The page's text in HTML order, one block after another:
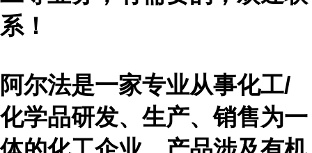
系！
阿尔法是一家专业从事化工/
化学品研发、生产、销售为一